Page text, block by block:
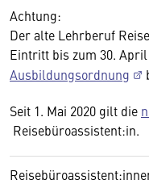
Achtung:
Der alte Lehrberuf
Eintritt bis zum 30.
Ausbildungsordnung
Seit 1. Mai 2020 gilt die
Reisebüroassistent:in.